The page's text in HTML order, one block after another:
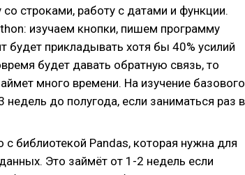
строками, работу с датами и функции.
изучаем кнопки, пишем программу
будет прикладывать хотя бы 40% усилий
будет давать обратную связь, то
много времени. На изучение базового
недель до полугода, если заниматься раз в
с библиотекой Pandas, которая нужна для
Это займёт от 1-2 недель если